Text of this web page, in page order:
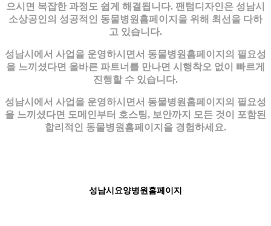
으시면 복잡한 과정도 쉽게 해결됩니다. 팬텀디자인은 성남시
소상공인의 성공적인 동물병원홈페이지을 위해 최선을 다하
고 있습니다.
성남시에서 사업을 운영하시면서 동물병원홈페이지의 필요성
을 느끼셨다면 올바른 파트너를 만나면 시행착오 없이 빠르게
진행할 수 있습니다.
성남시에서 사업을 운영하시면서 동물병원홈페이지의 필요성
을 느끼셨다면 도메인부터 호스팅, 보안까지 모든 것이 포함된
합리적인 동물병원홈페이지을 경험하세요.
성남시요양병원홈페이지